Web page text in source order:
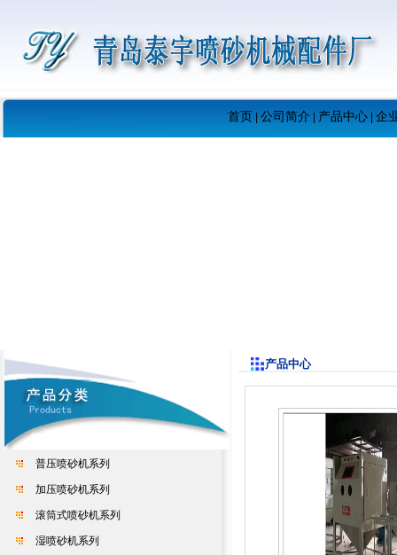
首页 公司简介 产品中心| 企
普压喷砂机系列
加压喷砂机系列
滚筒式喷砂机系列
湿喷砂机系列
产品中心